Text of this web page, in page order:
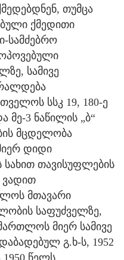
თუმცა
ქმედითი
სამძებრო
სამივე
სსკ 19, 180-ე
მე-3 ნაწილის „ბ“
მცდელობა
დიდი
თავისუფლების
ვადით
მთავარი
საფუძველზე,
მიერ სამივე
გ.ხ-ს, 1952
წელს